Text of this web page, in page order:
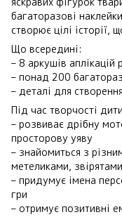
багаторазові
створює цілі історії,
Що всередині:
– 8 аркушів
– понад 200
– деталі для
Під час творчості
– розвиває дрібну
просторову уяву
– знайомиться з
метеликами, звірятами
– придумує імена
гри
– отримує позитивні